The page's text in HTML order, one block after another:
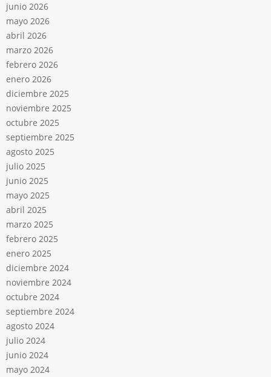
junio 2026
mayo 2026
abril 2026
marzo 2026
febrero 2026
enero 2026
diciembre 2025
noviembre 2025
octubre 2025
septiembre 2025
agosto 2025
julio 2025
junio 2025
mayo 2025
abril 2025
marzo 2025
febrero 2025
enero 2025
diciembre 2024
noviembre 2024
octubre 2024
septiembre 2024
agosto 2024
julio 2024
junio 2024
mayo 2024